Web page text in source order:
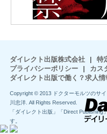
ダイレクト出版株式会社 | 特
プライバシーポリシー
| カス
ダイレクト出版で働く？求人
Copyright © 2013 ドクターモルツのサ
川忠洋. All Rights Reserved.
「ダイレクト出版」「Direct
す。